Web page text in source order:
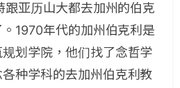
跟亚历山大都去加州的伯克
1970年代的加州伯克利是
划学院，他们找了念哲学
种学科的去加州伯克利教